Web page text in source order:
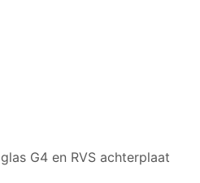
G4 en RVS achterplaat